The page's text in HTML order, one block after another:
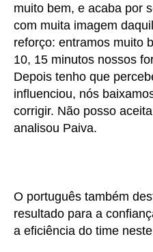
muito bem, e acaba por
com muita imagem
reforço: entramos muito
10, 15 minutos nossos
Depois tenho que
influenciou, nós
corrigir. Não posso
analisou Paiva.
O português também
resultado para a
a eficiência do time